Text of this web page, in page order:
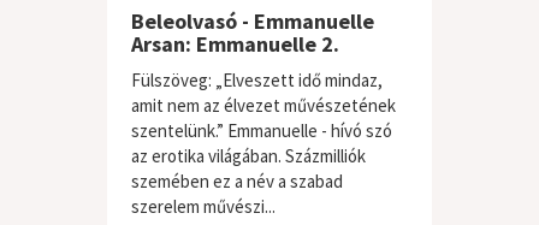
Beleolvasó - Emmanuelle
Arsan: Emmanuelle 2.
Fülszöveg: „Elveszett idő mindaz,
amit nem az élvezet művészetének
szentelünk.” Emmanuelle - hívó szó
az erotika világában. Százmilliók
szemében ez a név a szabad
szerelem művészi...